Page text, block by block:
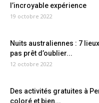
l’incroyable expérience
19 octobre 2022
Nuits australiennes : 7
pas prêt d’oublier...
12 octobre 2022
Des activités gratuites à
coloré et bien...